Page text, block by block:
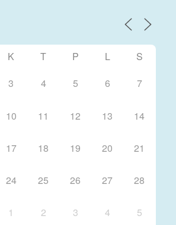
K T P L
S
3 4 5 6 7
10 11 12 13 14
17 18 19 20 21
24 25 26 27 28
1 2 3 4 5